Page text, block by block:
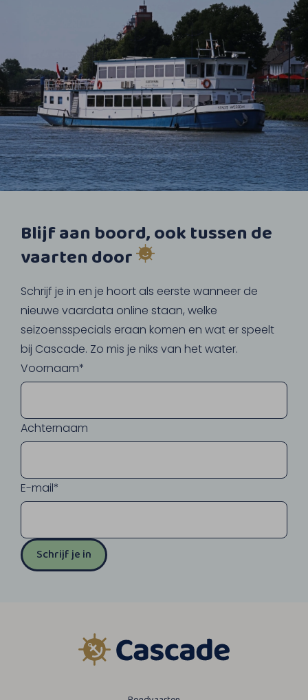
Blijf aan boord, ook tussen de
vaarten door
Schrijf je in en je hoort als eerste wanneer de
nieuwe vaardata online staan, welke
seizoensspecials eraan komen en wat er speelt
bij Cascade. Zo mis je niks van het water.
Voornaam*
Achternaam
E-mail*
Schrijf je in